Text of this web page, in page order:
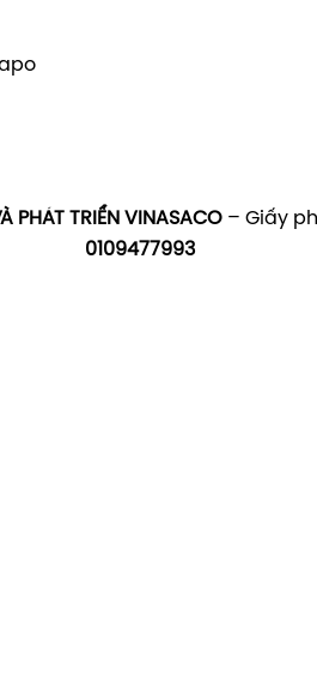
PHÁT TRIỂN VINASACO – Giấy
0109477993